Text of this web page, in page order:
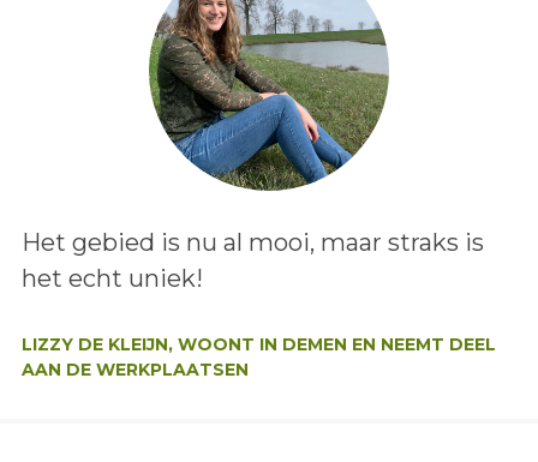
Lees het bericht:
Het gebied is nu al mooi, maar straks is
het echt uniek!
LIZZY DE KLEIJN, WOONT IN DEMEN EN NEEMT DEEL
AAN DE WERKPLAATSEN